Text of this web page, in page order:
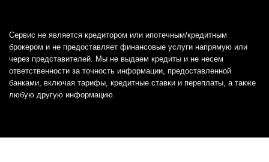
Сервис не является кредитором или ипотечным/кредитным
брокером и не предоставляет финансовые услуги напрямую или
через представителей. Мы не выдаем кредиты и не несем
ответственности за точность информации, предоставленной
банками, включая тарифы, кредитные ставки и переплаты, а также
любую другую информацию.